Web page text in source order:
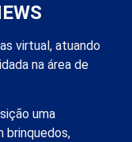
virtual, atuando
na área de
uma
brinquedos,